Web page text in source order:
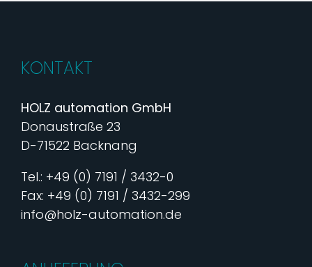
KONTAKT
HOLZ automation GmbH
Donaustraße 23
D-71522 Backnang
Tel.: +49 (0) 7191 / 3432-0
Fax: +49 (0) 7191 / 3432-299
info@holz-automation.de